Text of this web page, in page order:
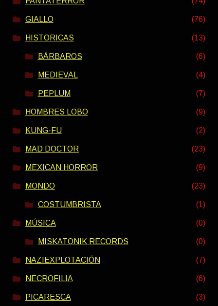
GIALLO (76)
HISTORICAS (13)
BÁRBAROS (6)
MEDIEVAL (4)
PEPLUM (7)
HOMBRES LOBO (9)
KUNG-FU (2)
MAD DOCTOR (23)
MEXICAN HORROR (9)
MONDO (23)
COSTUMBRISTA (1)
MÚSICA (0)
MISKATONIK RECORDS (0)
NAZIEXPLOTACIÓN (7)
NECROFILIA (6)
PICARESCA (3)